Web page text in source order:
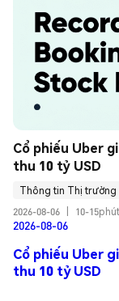
Cổ phiếu Uber
thu 10 tỷ USD
Thông tin Thị trường
2026-08-06
10-15phút
2026-08-06
Cổ phiếu Uber
thu 10 tỷ USD